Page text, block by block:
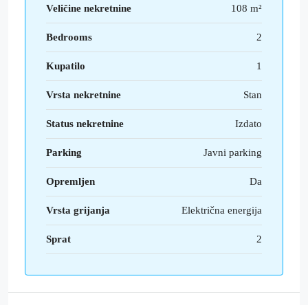
Veličine nekretnine 108 m²
Bedrooms 2
Kupatilo 1
Vrsta nekretnine Stan
Status nekretnine Izdato
Parking Javni parking
Opremljen Da
Vrsta grijanja Električna energija
Sprat 2